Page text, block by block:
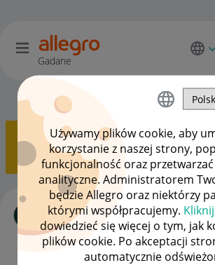
Używamy plików cookie, aby
korzystanie z naszej strony,
funkcjonalność oraz
analityczne. Administratorem
będzie Allegro oraz niektórzy
którymi współpracujemy.
dowiedzieć się więcej o tym, jak
plików cookie. Po akceptacji
automatycznie
Gadane
Allegro Delivery
Pokazywanie tematów z etykietą
wszystkie tematy
Zgłoszenie awarii dotykowej
ekranowej automatu OneBox
autormicha26404z‎21-04-202619:56
Ostatnio opublikowano w dniu‎21-04-